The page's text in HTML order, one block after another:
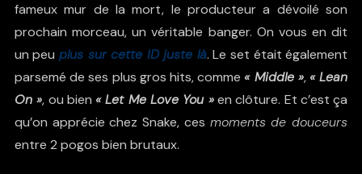
fameux mur de la mort, le producteur a dévoilé son
prochain morceau, un véritable banger. On vous en dit
un peuplus sur cette ID juste là. Le set était également
parsemé de ses plus gros hits, comme « Middle », « Lean
On », ou bien « Let Me Love You »en clôture. Et c’est ça
qu’on apprécie chez Snake, ces moments de douceurs
entre 2 pogos bien brutaux.